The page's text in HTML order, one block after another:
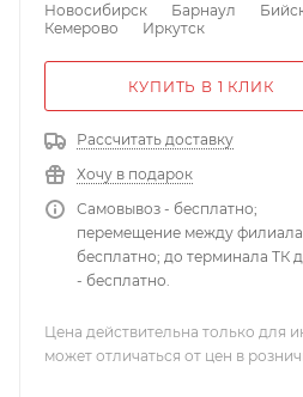
Новосибирск
Барнаул
Кемерово
Иркутск
КУПИТЬ В 1 КЛИК
Рассчитать доставку
Хочу в подарок
Самовывоз - бесплатно;
перемещение между
бесплатно; до терминала ТК
- бесплатно.
Цена действительна только для
может отличаться от цен в